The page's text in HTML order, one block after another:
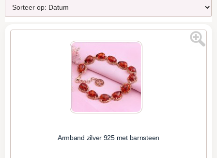
Armband zilver 925 met barnsteen